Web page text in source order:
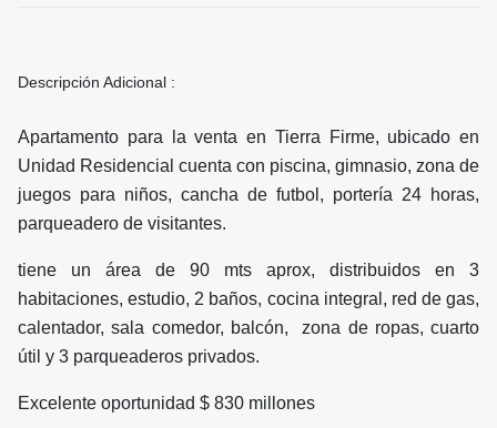
Descripción Adicional :
Apartamento para la venta en Tierra Firme, ubicado en
Unidad Residencial cuenta con piscina, gimnasio, zona de
juegos para niños, cancha de futbol, portería 24 horas,
parqueadero de visitantes.
tiene un área de 90 mts aprox, distribuidos en 3
habitaciones, estudio, 2 baños, cocina integral, red de gas,
calentador, sala comedor, balcón, zona de ropas, cuarto
útil y 3 parqueaderos privados.
Excelente oportunidad $ 830 millones